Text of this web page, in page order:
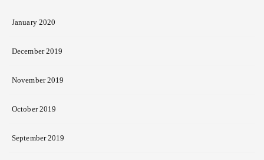
January 2020
December 2019
November 2019
October 2019
September 2019